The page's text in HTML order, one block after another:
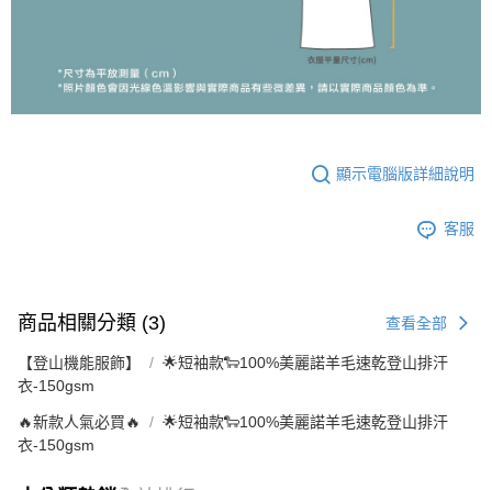
顯示電腦版詳細說明
客服
商品相關分類 (3) 查看全部
【登山機能服飾】
🌟短袖款🐑100%美麗諾羊毛速乾登山排汗
衣-150gsm
🔥新款人氣必買🔥
🌟短袖款🐑100%美麗諾羊毛速乾登山排汗
衣-150gsm